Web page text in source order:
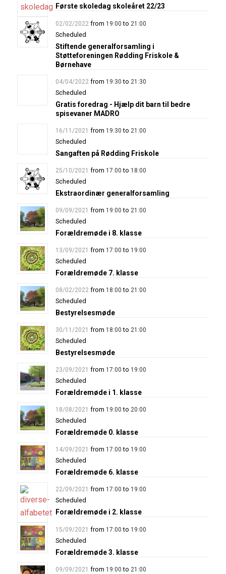
Første skoledag skoleåret 22/23
02/02/2022 from 19:00 to 21:00
Scheduled
Stiftende generalforsamling i
Støtteforeningen Rødding Friskole &
Børnehave
04/04/2022 from 19:30 to 21:30
Scheduled
Gratis foredrag - Hjælp dit barn til bedre
spisevaner MADRO
16/11/2021 from 19:30 to 21:00
Scheduled
Sangaften på Rødding Friskole
25/10/2021 from 17:00 to 18:00
Scheduled
Ekstraordinær generalforsamling
09/09/2021 from 19:00 to 21:00
Scheduled
Forældremøde i 8. klasse
13/09/2021 from 17:00 to 19:00
Scheduled
Forældremøde 7. klasse
08/02/2022 from 18:00 to 21:00
Scheduled
Bestyrelsesmøde
30/11/2021 from 18:00 to 21:00
Scheduled
Bestyrelsesmøde
23/09/2021 from 17:00 to 19:00
Scheduled
Forældremøde i 1. klasse
18/08/2021 from 19:00 to 20:00
Scheduled
Forældremøde 0. klasse
14/09/2021 from 17:00 to 19:00
Scheduled
Forældremøde 6. klasse
22/09/2021 from 17:00 to 19:00
Scheduled
Forældremøde i 2. klasse
15/09/2021 from 17:00 to 19:00
Scheduled
Forældremøde 3. klasse
09/09/2021 from 19:00 to 21:00